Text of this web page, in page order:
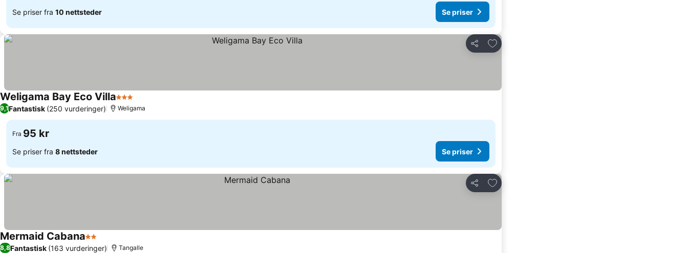
Se priser fra 10 nettsteder Se priser
Del
Legg til i favoritter
Weligama Bay Eco Villa3 Stjerner
9,1Fantastisk (250 vurderinger) Weligama
Fra 95 kr
Se priser fra 8 nettsteder Se priser
Del
Legg til i favoritter
Mermaid Cabana2 Stjerner
Se priser
8,8Fantastisk (163 vurderinger) Tangalle